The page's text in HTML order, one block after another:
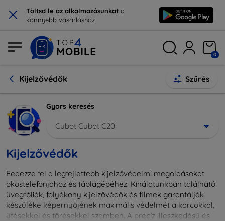
× Töltsd le az alkalmazásunkat a
könnyebb vásárláshoz.
0
Kijelzővédők Szűrés
Gyors keresés
Cubot Cubot C20
Kijelzővédők
Fedezze fel a legfejlettebb kijelzővédelmi megoldásokat
okostelefonjához és táblagépéhez! Kínálatunkban található
üvegfóliák, folyékony kijelzővédők és filmek garantálják
készüléke képernyőjének maximális védelmét a karcokkal,
ütésekkel és törésekkel szemben. A precíz illeszkedésű és